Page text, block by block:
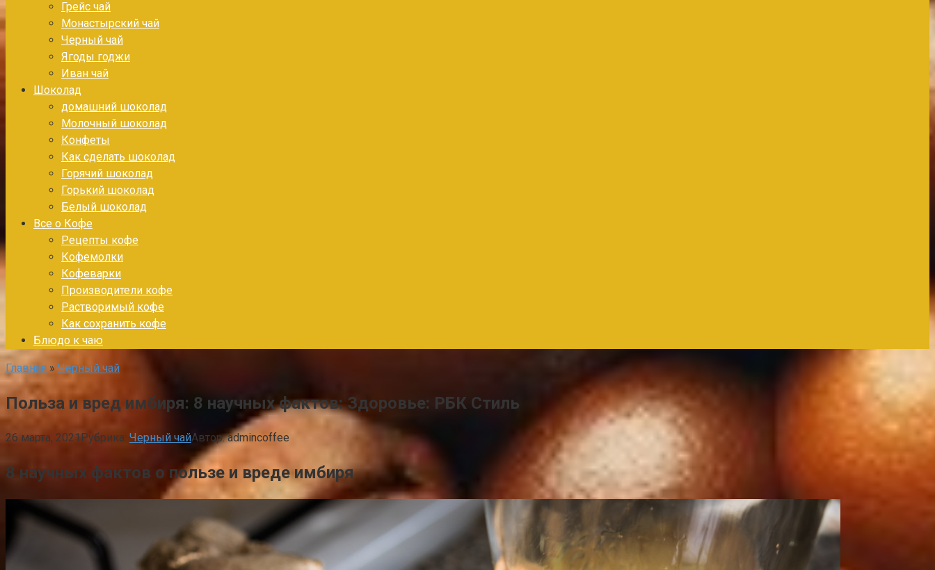
Грейс чай
Монастырский чай
Черный чай
Ягоды годжи
Иван чай
Шоколад
домашний шоколад
Молочный шоколад
Конфеты
Как сделать шоколад
Горячий шоколад
Горький шоколад
Белый шоколад
Все о Кофе
Рецепты кофе
Кофемолки
Кофеварки
Производители кофе
Растворимый кофе
Как сохранить кофе
Блюдо к чаю
Главная » Черный чай
Польза и вред имбиря: 8 научных фактов: Здоровье: РБК Стиль
26 марта, 2021Рубрика: Черный чайАвтор: admincoffee
8 научных фактов о пользе и вреде имбиря